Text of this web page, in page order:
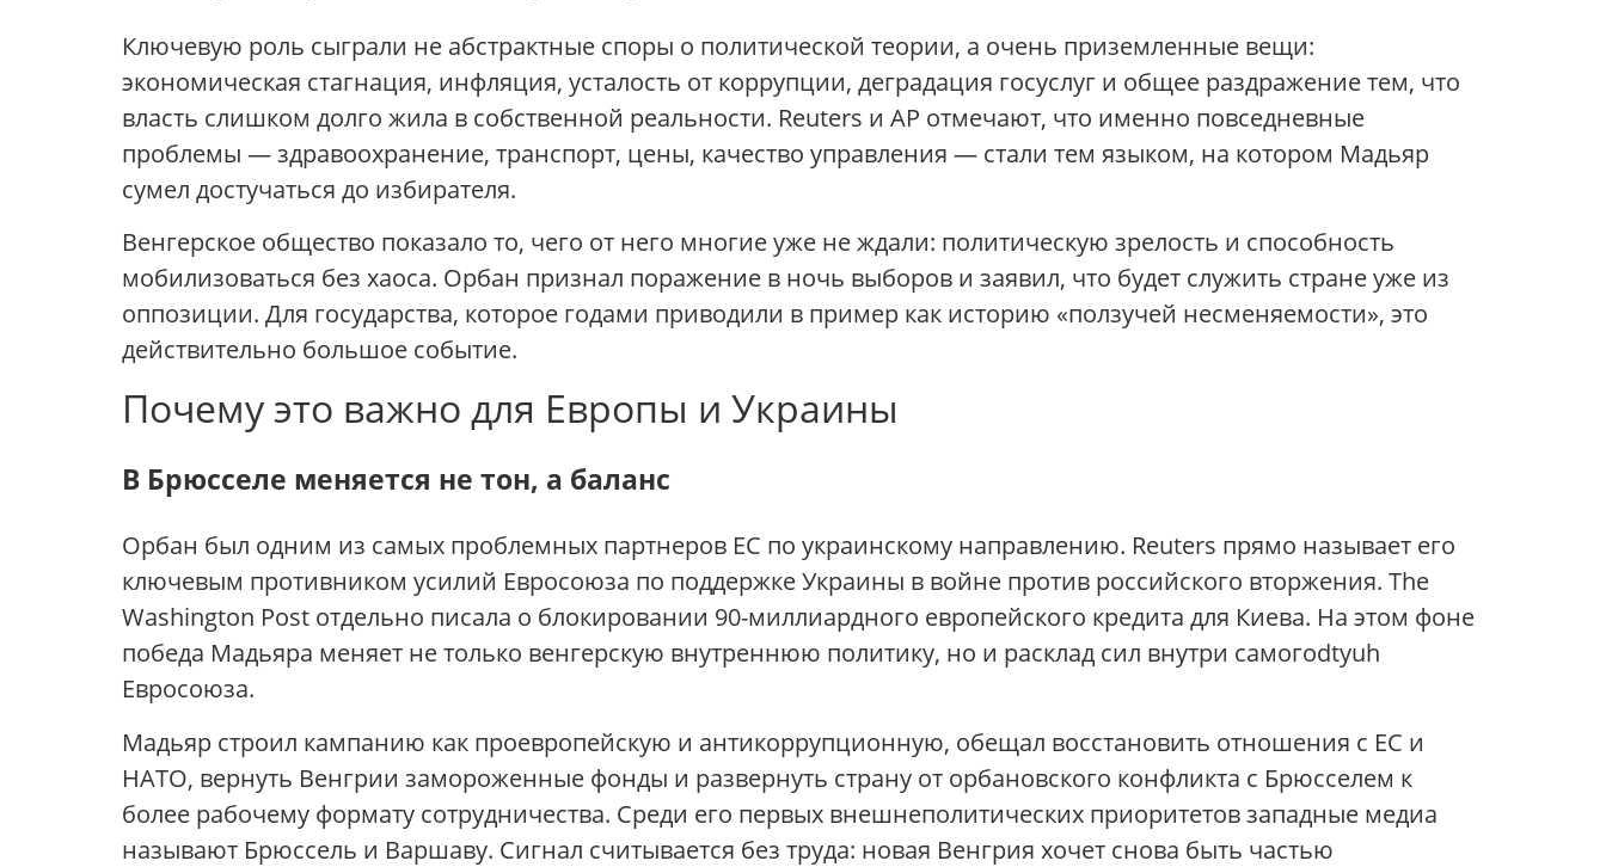
Ключевую роль сыграли не абстрактные споры о политической теории, а очень приземленные вещи:
экономическая стагнация, инфляция, усталость от коррупции, деградация госуслуг и общее раздражение тем, что
власть слишком долго жила в собственной реальности. Reuters и AP отмечают, что именно повседневные
проблемы — здравоохранение, транспорт, цены, качество управления — стали тем языком, на котором Мадьяр
сумел достучаться до избирателя.
Венгерское общество показало то, чего от него многие уже не ждали: политическую зрелость и способность
мобилизоваться без хаоса. Орбан признал поражение в ночь выборов и заявил, что будет служить стране уже из
оппозиции. Для государства, которое годами приводили в пример как историю «ползучей несменяемости», это
действительно большое событие.
Почему это важно для Европы и Украины
В Брюсселе меняется не тон, а баланс
Орбан был одним из самых проблемных партнеров ЕС по украинскому направлению. Reuters прямо называет его
ключевым противником усилий Евросоюза по поддержке Украины в войне против российского вторжения. The
Washington Post отдельно писала о блокировании 90-миллиардного европейского кредита для Киева. На этом фоне
победа Мадьяра меняет не только венгерскую внутреннюю политику, но и расклад сил внутри самогоdtyuh
Евросоюза.
Мадьяр строил кампанию как проевропейскую и антикоррупционную, обещал восстановить отношения с ЕС и
НАТО, вернуть Венгрии замороженные фонды и развернуть страну от орбановского конфликта с Брюсселем к
более рабочему формату сотрудничества. Среди его первых внешнеполитических приоритетов западные медиа
называют Брюссель и Варшаву. Сигнал считывается без труда: новая Венгрия хочет снова быть частью